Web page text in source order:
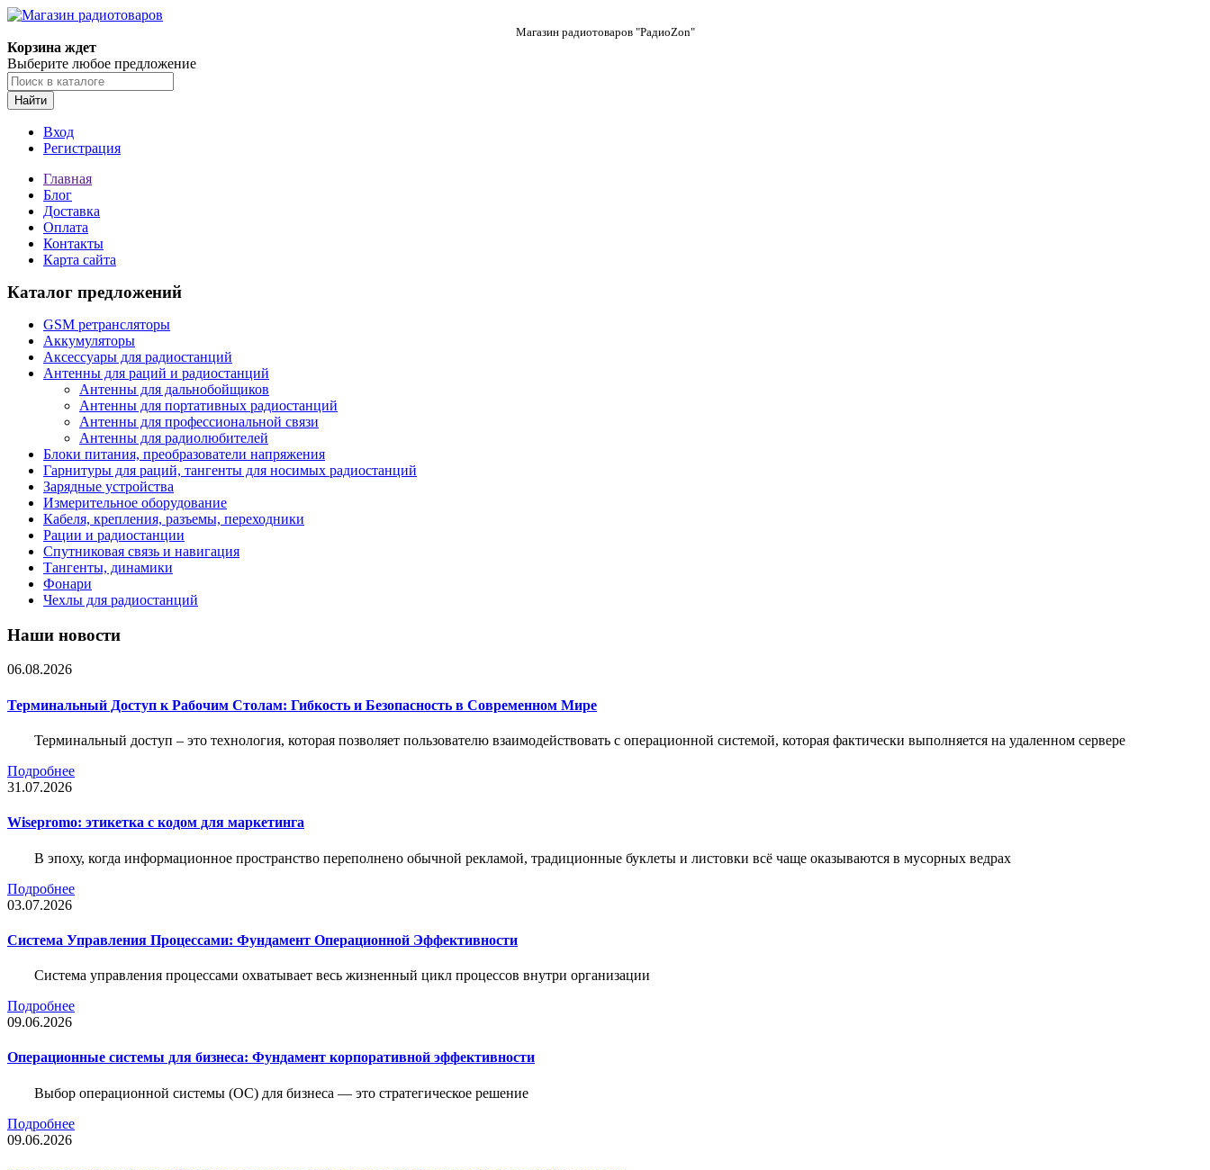
Магазин радиотоваров "РадиоZon"
Корзина ждет
Выберите любое предложение
Найти
Вход
Регистрация
Главная
Блог
Доставка
Оплата
Контакты
Карта сайта
Каталог предложений
GSM ретрансляторы
Аккумуляторы
Аксессуары для радиостанций
Антенны для раций и радиостанций
Антенны для дальнобойщиков
Антенны для портативных радиостанций
Антенны для профессиональной связи
Антенны для радиолюбителей
Блоки питания, преобразователи напряжения
Гарнитуры для раций, тангенты для носимых радиостанций
Зарядные устройства
Измерительное оборудование
Кабеля, крепления, разъемы, переходники
Рации и радиостанции
Спутниковая связь и навигация
Тангенты, динамики
Фонари
Чехлы для радиостанций
Наши новости
06.08.2026
Терминальный Доступ к Рабочим Столам: Гибкость и Безопасность в Современном Мире
Терминальный доступ – это технология, которая позволяет пользователю взаимодействовать с операционной системой, которая фактически выполняется на удаленном сервере
Подробнее
31.07.2026
Wisepromo: этикетка c кодом для маркетинга
В эпоху, когда информационное пространство переполнено обычной рекламой, традиционные буклеты и листовки всё чаще оказываются в мусорных ведрах
Подробнее
03.07.2026
Система Управления Процессами: Фундамент Операционной Эффективности
Система управления процессами охватывает весь жизненный цикл процессов внутри организации
Подробнее
09.06.2026
Операционные системы для бизнеса: Фундамент корпоративной эффективности
Выбор операционной системы (ОС) для бизнеса — это стратегическое решение
Подробнее
09.06.2026